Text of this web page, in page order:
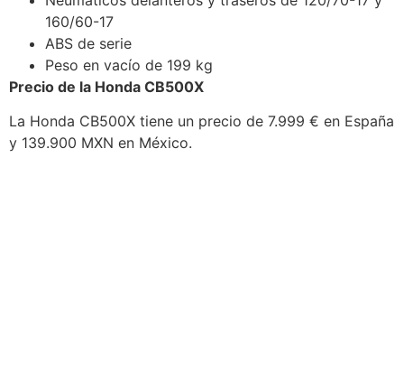
160/60-17
ABS de serie
Peso en vacío de 199 kg
Precio de la Honda CB500X
La Honda CB500X tiene un precio de 7.999 € en España
y 139.900 MXN en México.